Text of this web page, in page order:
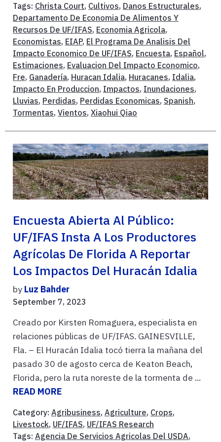
Tags: Christa Court, Cultivos, Danos Estructurales,
Departamento De Economia De Alimentos Y
Recursos De UF/IFAS, Economia Agricola,
Economistas, EIAP, El Programa De Analisis Del
Impacto Economico De UF/IFAS, Encuesta, Español,
Estimaciones, Evaluacion Del Impacto Economico,
Fre, Ganadería, Huracan Idalia, Huracanes, Idalia,
Impacto En Produccion, Impactos, Inundaciones,
Lluvias, Perdidas, Perdidas Economicas, Spanish,
Tormentas, Vientos, Xiaohui Qiao
Encuesta Abierta Al Público:
UF/IFAS Insta A Los Productores
Agrícolas De Florida A Reportar
Los Impactos Del Huracán Idalia
by Luz Bahder
September 7, 2023
Creado por Kirsten Romaguera, especialista en
relaciones públicas de UF/IFAS. GAINESVILLE,
Fla. – El Huracán Idalia tocó tierra la mañana del
pasado 30 de agosto cerca de Keaton Beach,
Florida, pero la ruta noreste de la tormenta de ...
READ MORE
Category: Agribusiness, Agriculture, Crops,
Livestock, UF/IFAS, UF/IFAS Research
Tags: Agencia De Servicios Agricolas Del USDA,